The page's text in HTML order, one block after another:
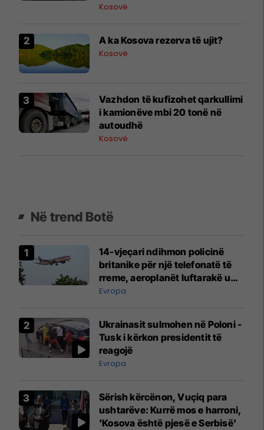
Kosovë
A ka Kosova rezerva të ujit?
Kosovë
Vazhdon të kufizohet qarkullimi
i kamionëve mbi 20 tonë në
autoudhë
Kosovë
Në trend Botë
14-vjeçari ndihmon policinë
britanike për një telefonatë të
rreme, aeroplanët luftarakë u
ngritën në ajër për të
Mançesterit
Evropa
Ukrainasit sulmohen në Poloni -
Tusk i kërkon presidentit të
reagojë
Evropa
Sërish kërcënon, Vuçiq para
ushtarëve: Kurrë mos e harroni,
'Kosova është pjesë e Serbisë'